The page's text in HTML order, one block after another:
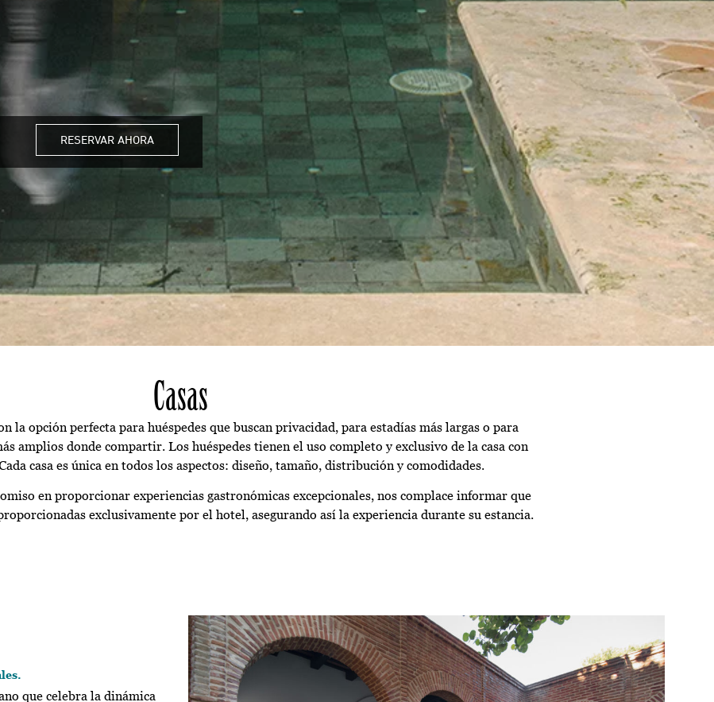
RESERVAR AHORA
Casas
la opción perfecta para huéspedes que buscan privacidad, para estadías más largas o para
amplios donde compartir. Los huéspedes tienen el uso completo y exclusivo de la casa con
casa es única en todos los aspectos: diseño, tamaño, distribución y comodidades.
en proporcionar experiencias gastronómicas excepcionales, nos complace informar que
exclusivamente por el hotel, asegurando así la experiencia durante su estancia.
que celebra la dinámica